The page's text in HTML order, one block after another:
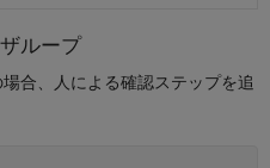
ループ
合、人による確認ステップを追